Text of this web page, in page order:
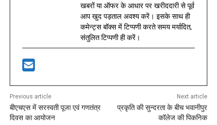
खबरों या ऑफर के आधार पर खरीददारी से पूर्व
आप खुद पड़ताल अवश्य करें। इसके साथ ही
कमेन्ट्स बॉक्स में टिप्पणी करते समय मर्यादित,
संतुलित टिप्पणी ही करें।
Previous article
बीएचएस में सरस्वती पूजा एवं गणतंत्र
दिवस का आयोजन
Next article
प्रकृति की सुन्दरता के बीच भवानीपुर
कॉलेज की पिकनिक